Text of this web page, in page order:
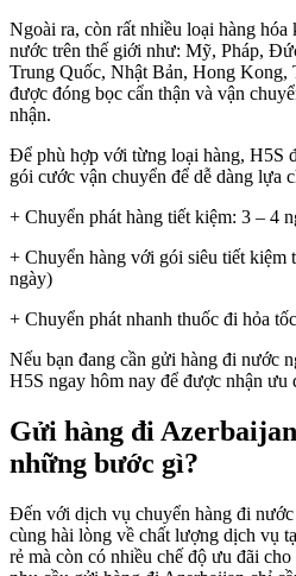
Ngoài ra, còn rất nhiều loại hàng
nước trên thế giới như: Mỹ, Pháp,
Trung Quốc, Nhật Bản, Hong
được đóng bọc cẩn thận và vận
nhận.
Để phù hợp với từng loại hàng, H5S
gói cước vận chuyển để dễ dàng lựa
+ Chuyển phát hàng tiết kiệm: 3 – 4
+ Chuyển hàng với gói siêu tiết kiệm
ngày)
+ Chuyển phát nhanh thuốc đi hỏa
Nếu bạn đang cần gửi hàng đi nước
H5S ngay hôm nay để được nhận ưu
Gửi hàng đi
những bước gì?
Đến với dịch vụ chuyển hàng đi
cùng hài lòng về chất lượng dịch vụ
rẻ mà còn có nhiều chế độ ưu đãi